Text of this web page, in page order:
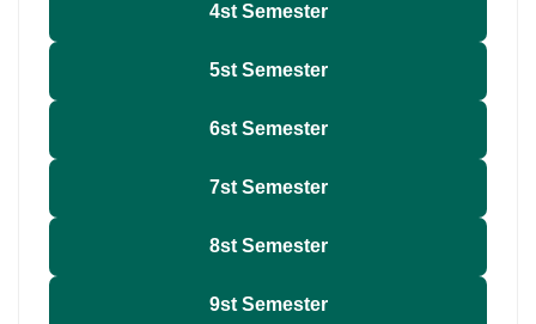
4st Semester
5st Semester
6st Semester
7st Semester
8st Semester
9st Semester